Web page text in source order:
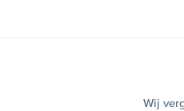
Wij